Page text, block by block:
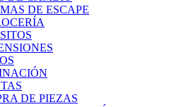
DE ESCAPE
DE PIEZAS